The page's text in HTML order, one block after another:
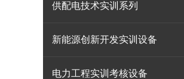
供配电技术实训系列
新能源创新开发实训设备
电力工程实训考核设备